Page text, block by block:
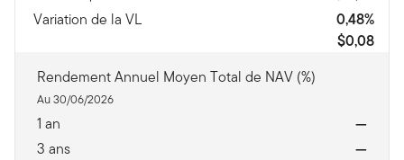
Variation de la VL
0,48%
$0,08
Rendement Annuel Moyen Total de NAV (%)
Au 30/06/2026
1 an
—
3 ans
—